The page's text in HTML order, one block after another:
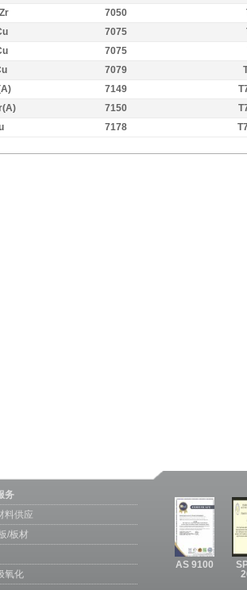
7050
7075
7075
7079
7149
7150
7178
务
料供应
/板材
氧化
AS 9100